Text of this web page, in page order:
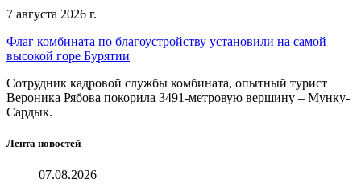
7 августа 2026 г.
Флаг комбината по благоустройству установили на самой
высокой горе Бурятии
Сотрудник кадровой службы комбината, опытный турист
Вероника Рябова покорила 3491-метровую вершину – Мунку-
Сардык.
Лента новостей
07.08.2026